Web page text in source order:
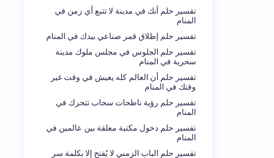
تفسير حلم أنك في مدينة لا تتبع أي زمن في
المنام
تفسير حلم إطلاق قمر صناعي بيدك في المنام
تفسير حلم الجلوس في مجلس ملوك مدينة
سحرية في المنام
تفسير حلم أن العالم كله يعيش في وقت غير
وقتك في المنام
تفسير حلم رؤية ناطحات سحاب تتحرك في
المنام
تفسير حلم دخول مكتبة معلقة بين عالمين في
المنام
تفسير حلم الباب الزمني لا يُفتح إلا بكلمة سر